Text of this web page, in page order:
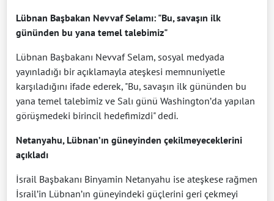
Lübnan Başbakan Nevvaf Selamı: "Bu, savaşın ilk
gününden bu yana temel talebimiz"
Lübnan Başbakanı Nevvaf Selam, sosyal medyada
yayınladığı bir açıklamayla ateşkesi memnuniyetle
karşıladığını ifade ederek, "Bu, savaşın ilk gününden bu
yana temel talebimiz ve Salı günü Washington’da yapılan
görüşmedeki birincil hedefimizdi" dedi.
Netanyahu, Lübnan’ın güneyinden çekilmeyeceklerini
açıkladı
İsrail Başbakanı Binyamin Netanyahu ise ateşkese rağmen
İsrail’in Lübnan’ın güneyindeki güçlerini geri çekmeyi